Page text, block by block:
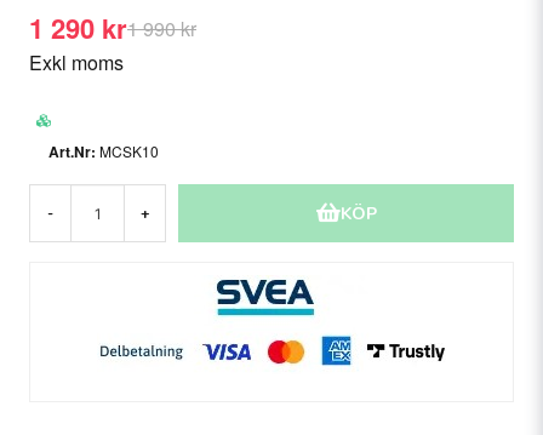
1 990 kr
1 290 kr
Exkl moms
MCSK10
- + KÖP